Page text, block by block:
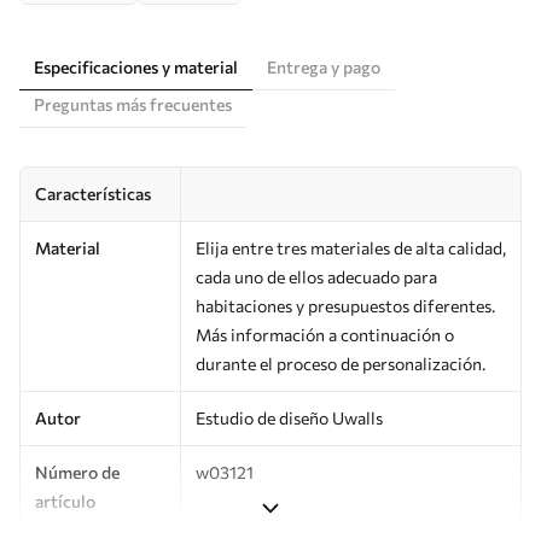
Especificaciones y material
Entrega y pago
Preguntas más frecuentes
Características
Material
Elija entre tres materiales de alta calidad,
cada uno de ellos adecuado para
habitaciones y presupuestos diferentes.
Más información a continuación o
durante el proceso de personalización.
Autor Estudio de diseño Uwalls
Número de
artículo
w03121